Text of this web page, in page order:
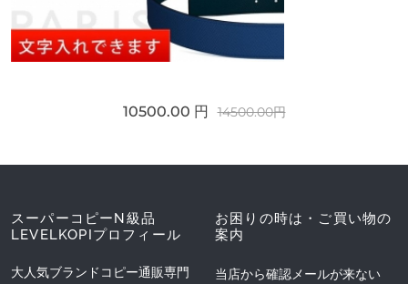
10500.00 円 14500.00円
スーパーコピーN級品
LEVELKOPIプロフィール
大人気ブランドコピー通販専門
お困りの時は・ご買い物の
案内
当店から確認メールが来ない